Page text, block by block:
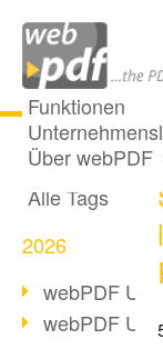
Funktionen
Über webPDF
Alle Beiträge
Alle Tags
2026
webPDF
webPDF